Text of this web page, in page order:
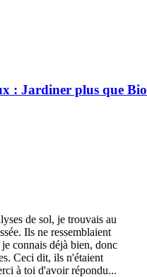
: Jardiner plus que Bio
de sol, je trouvais au
Ils ne ressemblaient
connais déjà bien, donc
Ceci dit, ils n'étaient
à toi d'avoir répondu...